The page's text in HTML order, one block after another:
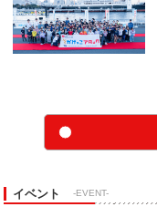
イベント -EVENT-